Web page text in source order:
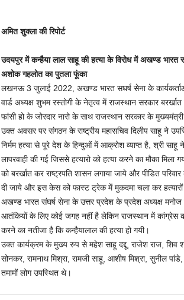
अमित शुक्ला की रिपोर्ट
उदयपुर में कन्हैया लाल साहू की हत्या के विरोध में अखण्ड भारत
अशोक गहलोत का पुतला फूंका
लखनऊ 3 जुलाई 2022, अखण्ड भारत सघर्ष सेना के
वार्ड अध्यक्ष शुभम रस्तोगी के नेतृत्व में राजस्थान सरकार
फांसी हो के जोरदार नारो के साथ राजस्थान सरकार के
उक्त अवसर पर संगठन के राष्ट्रीय महासचिव दिलीप साहू ने
निर्मम हत्या से पूरे देश के हिन्दुओं में आक्रोश व्याप्त है, श्री साहू
लापरवाही की गई जिससे हत्यारो को हत्या करने का मौका मिला
को बरर्खात कर राष्ट्रपति शासन लगाया जाये और पीडित
दी जाये और इस केस को फास्ट ट्रेक में मुकदमा चला कर हत्यारों
अखण्ड भारत संघर्ष सेना के उत्तर प्रदेश के प्रदेश अध्यक्ष मनोज
आतंकियों के लिए कोई जगह नहीं है लेकिन राजस्थान में कांग्रेस
करने का नतीजा है कि कन्हैयालाल की हत्या हो गयी।
उक्त कार्यक्रम के मुख्य रुप से महेश साहू दद्दू, राजेश राज, शिव
सोनकर, रामनाथ मिश्रा, रामजी साहू, आशीष मिश्रा, सुनील
तमामों लोग उपस्थित थे।